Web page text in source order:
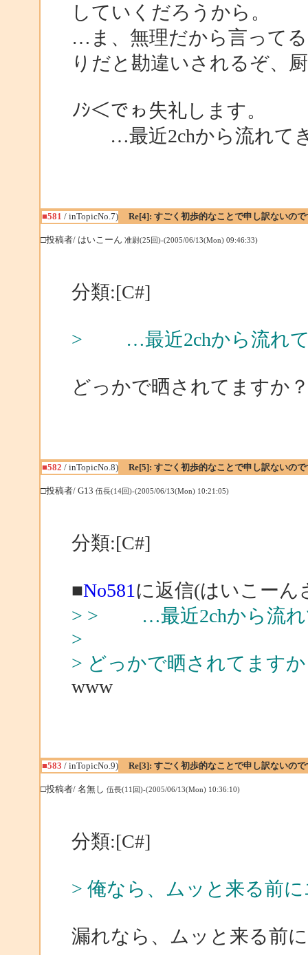
していくだろうから。
…ま、無理だから言って
りだと勘違いされるぞ、
ﾉｼ＜でゎ失礼します。
…最近2chから流れて
■581 / inTopicNo.7) Re[4]: すごく初歩的なことで申し訳ないの
□投稿者/ はいこーん 准尉(25回)-(2005/06/13(Mon) 09:46:33)
分類:[C#]
> …最近2chから流れて
どっかで晒されてますか
■582 / inTopicNo.8) Re[5]: すごく初歩的なことで申し訳ないの
□投稿者/ G13 伍長(14回)-(2005/06/13(Mon) 10:21:05)
分類:[C#]
■No581 に返信(はいこーん
> > …最近2chから流れ
>
> どっかで晒されてます
www
■583 / inTopicNo.9) Re[3]: すごく初歩的なことで申し訳ないの
□投稿者/ 名無し 伍長(11回)-(2005/06/13(Mon) 10:36:10)
分類:[C#]
> 俺なら、ムッと来る前
漏れなら、ムッと来る前